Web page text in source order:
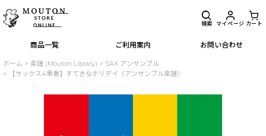
商品一覧 ご利用案内 お問い合わせ
検索 マイページ カート
ホーム > 楽譜 (Mouton Library) > SAX アンサンブル
>
【サックス4重奏】すてきなホリデイ〈アンサンブル楽譜〉